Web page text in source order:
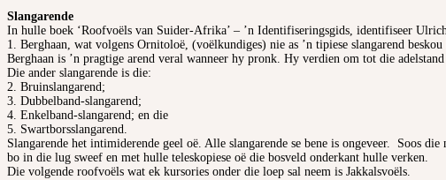
Slangarende
In hulle boek ‘Roofvoëls van Suider-Afrika’ – ’n Identifiseringsgids, identifiseer
1. Berghaan, wat volgens Ornitoloë, (voëlkundiges) nie as ’n tipiese slangarend
Berghaan is ’n pragtige arend veral wanneer hy pronk. Hy verdien om tot die
Die ander slangarende is die:
2. Bruinslangarend;
3. Dubbelband-slangarend;
4. Enkelband-slangarend; en die
5. Swartborsslangarend.
Slangarende het intimiderende geel oë. Alle slangarende se bene is ongeveer. Soos
bo in die lug sweef en met hulle teleskopiese oë die bosveld onderkant hulle verken.
Die volgende roofvoëls wat ek kursories onder die loep sal neem is Jakkalsvoëls.